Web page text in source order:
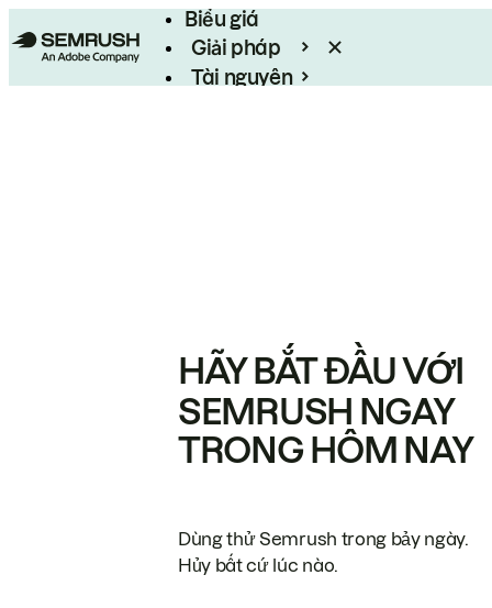
Biểu giá
Giải pháp
Tài nguyên
HÃY BẮT ĐẦU VỚI
SEMRUSH NGAY
TRONG HÔM NAY
Dùng thử Semrush trong bảy ngày.
Hủy bất cứ lúc nào.